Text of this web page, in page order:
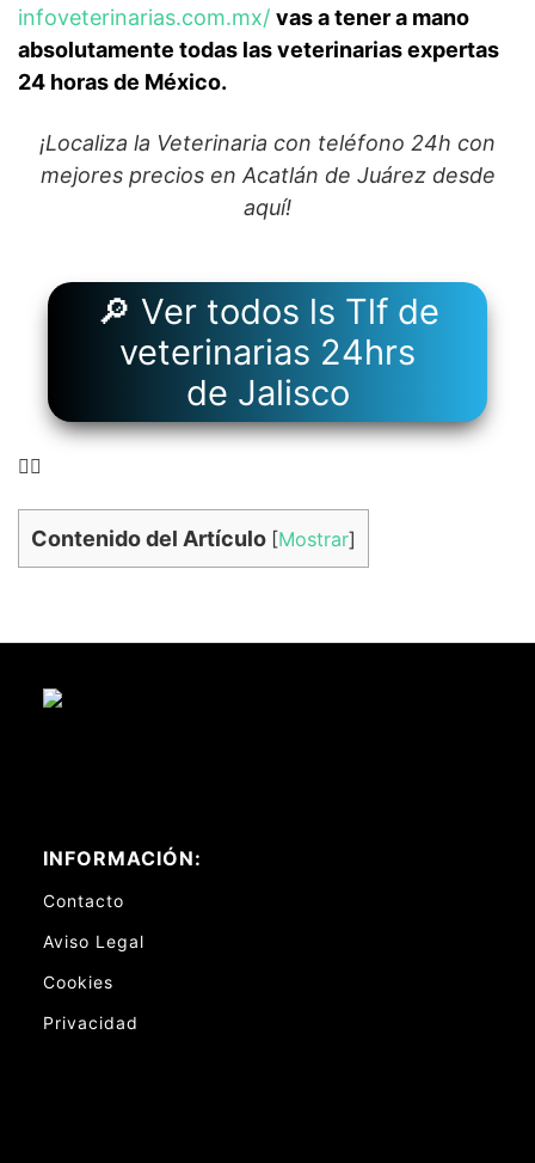
infoveterinarias.com.mx/ vas a tener a mano
absolutamente todas las veterinarias expertas
24 horas de México.
¡Localiza la Veterinaria con teléfono 24h con
mejores precios en Acatlán de Juárez desde
aquí!
🔎 Ver todos ls Tlf de
veterinarias 24hrs
de Jalisco
👉🏻
Contenido del Artículo [Mostrar]
INFORMACIÓN:
Contacto
Aviso Legal
Cookies
Privacidad